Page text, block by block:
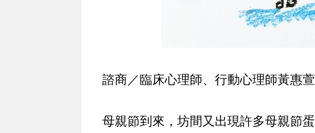
諮商／臨床心理師、行動心理師黃惠萱
母親節到來，坊間又出現許多母親節